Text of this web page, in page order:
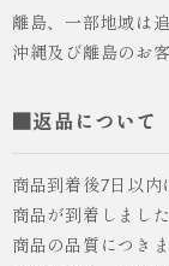
離島、一部地域は
沖縄及び離島のお
■返品について
商品到着後7日以内
商品が到着しまし
商品の品質につき